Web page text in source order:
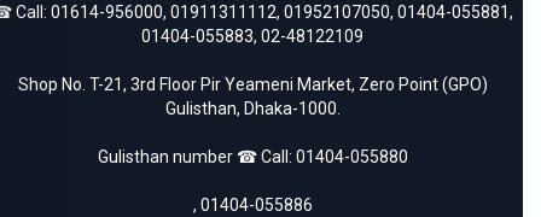
Call: 01614-956000, 01911311112, 01952107050, 01404-055881,
01404-055883, 02-48122109
Shop No. T-21, 3rd Floor Pir Yeameni Market, Zero Point (GPO)
Gulisthan, Dhaka-1000.
Gulisthan number ☎ Call: 01404-055880
, 01404-055886